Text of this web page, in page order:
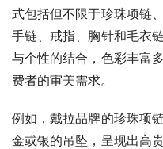
式包括但不限于珍珠项链
手链、戒指、胸针和毛衣
与个性的结合，色彩丰富
费者的审美需求。
例如，戴拉品牌的珍珠项
金或银的吊坠，呈现出高